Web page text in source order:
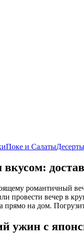
Поке и СалатыДесерты
романтичный
провести вечер в
на дом.
ужин с